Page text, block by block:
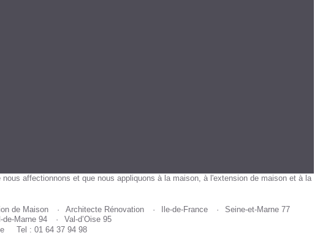
affectionnons et que nous appliquons à la maison, à l'extension de maison et à la
de Maison Architecte Rénovation Ile-de-France
Seine-et-Marne 77
de-Marne 94
Val-d’Oise 95
Tel : 01 64 37 94 98